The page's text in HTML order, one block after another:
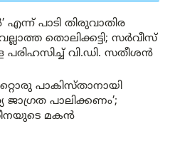
പാടി തിരുവാതിര
തൊലിക്കട്ടി; സർവീസ്
വി.ഡി. സതീശൻ
പാകിസ്താനായി
ജാഗ്രത പാലിക്കണം’;
മകൻ